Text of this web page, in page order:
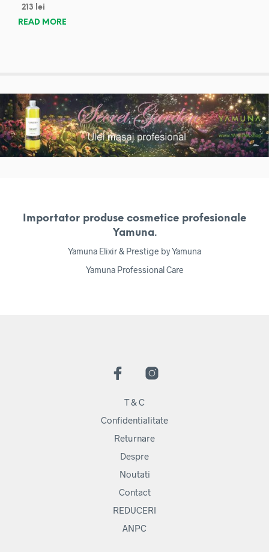
213
lei
READ MORE
Importator produse cosmetice profesionale
Yamuna.
Yamuna Elixir & Prestige by Yamuna
Yamuna Professional Care
T & C
Confidentialitate
Returnare
Despre
Noutati
Contact
REDUCERI
ANPC